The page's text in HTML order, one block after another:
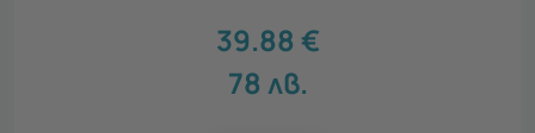
39.88 €
78 лв.